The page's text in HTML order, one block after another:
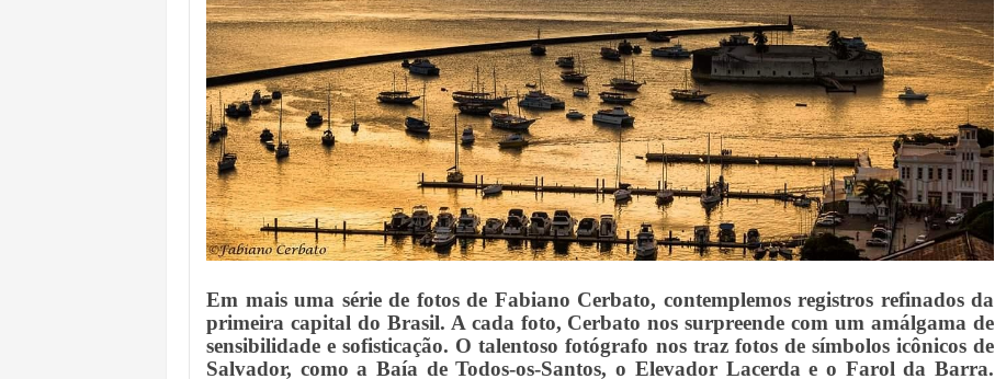
Em mais uma série de fotos de Fabiano Cerbato, contemplemos registros refinados da
primeira capital do Brasil. A cada foto, Cerbato nos surpreende com um amálgama de
sensibilidade e sofisticação. O talentoso fotógrafo nos traz fotos de símbolos icônicos de
Salvador, como a Baía de Todos-os-Santos, o Elevador Lacerda e o Farol da Barra.